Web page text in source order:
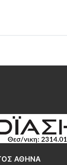
ΑΘΗΝΑ